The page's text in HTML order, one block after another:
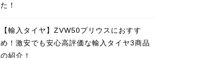
た！
【輸入タイヤ】ZVW50プリウスにおすす
め！激安でも安心高評価な輸入タイヤ3商品
の紹介！